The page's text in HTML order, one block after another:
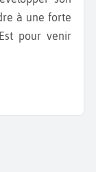
à une forte
pour venir